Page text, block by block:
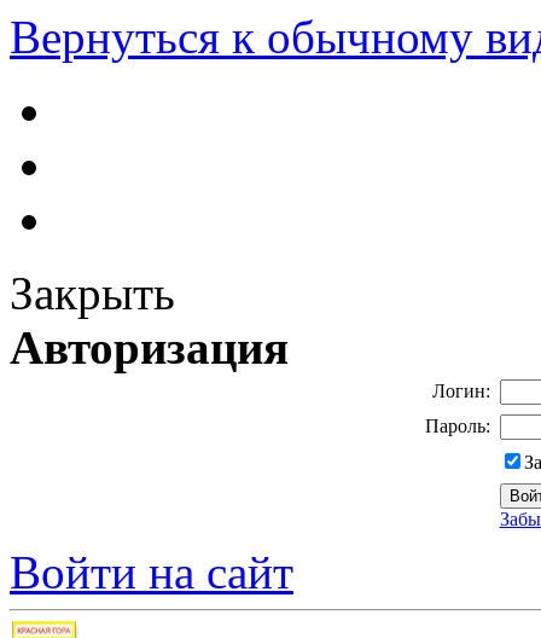
Вернуться к обычному
Закрыть
Авторизация
Логин:
Пароль:
Войти на сайт